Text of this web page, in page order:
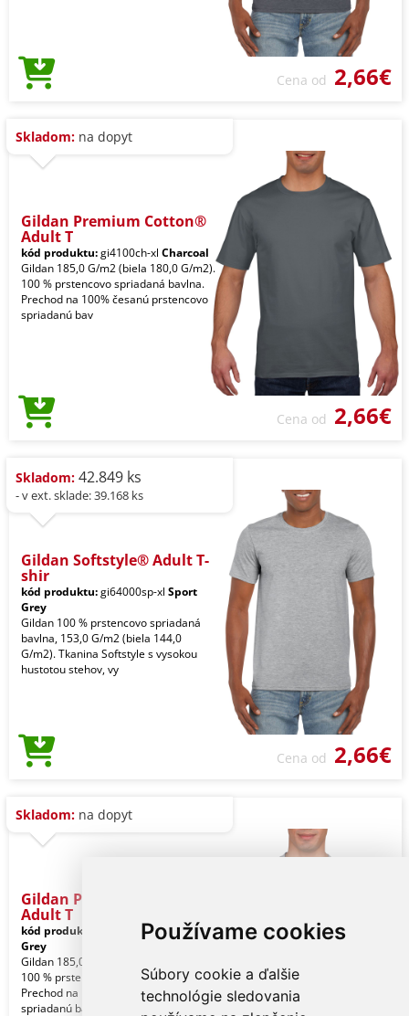
Používame cookies
Súbory cookie a ďalšie
technológie sledovania
Cena od 2,66€
Skladom: na dopyt
Gildan Premium Cotton®
Adult T
kód produktu:gi4100ch-xl Charcoal
Gildan 185,0 G/m2 (biela 180,0 G/m2).
100 % prstencovo spriadaná bavlna.
Prechod na 100% česanú prstencovo
spriadanú bav
Cena od 2,66€
Skladom: 42.849 ks
- v ext. sklade: 39.168 ks
Gildan Softstyle® Adult T-
shir
kód produktu:gi64000sp-xl Sport
Grey
Gildan 100 % prstencovo spriadaná
bavlna, 153,0 G/m2 (biela 144,0
G/m2). Tkanina Softstyle s vysokou
hustotou stehov, vy
Cena od 2,66€
Skladom: na dopyt
Gildan Premium Cotton®
Adult T
kód produktu: gi4100sp-xlSport
Grey
Gildan 185,0 G/m2 (biela 180,0 G/m2).
100 % prstencovo spriadaná bavlna.
Prechod na 100% česanú prstencovo
spriadanú bav